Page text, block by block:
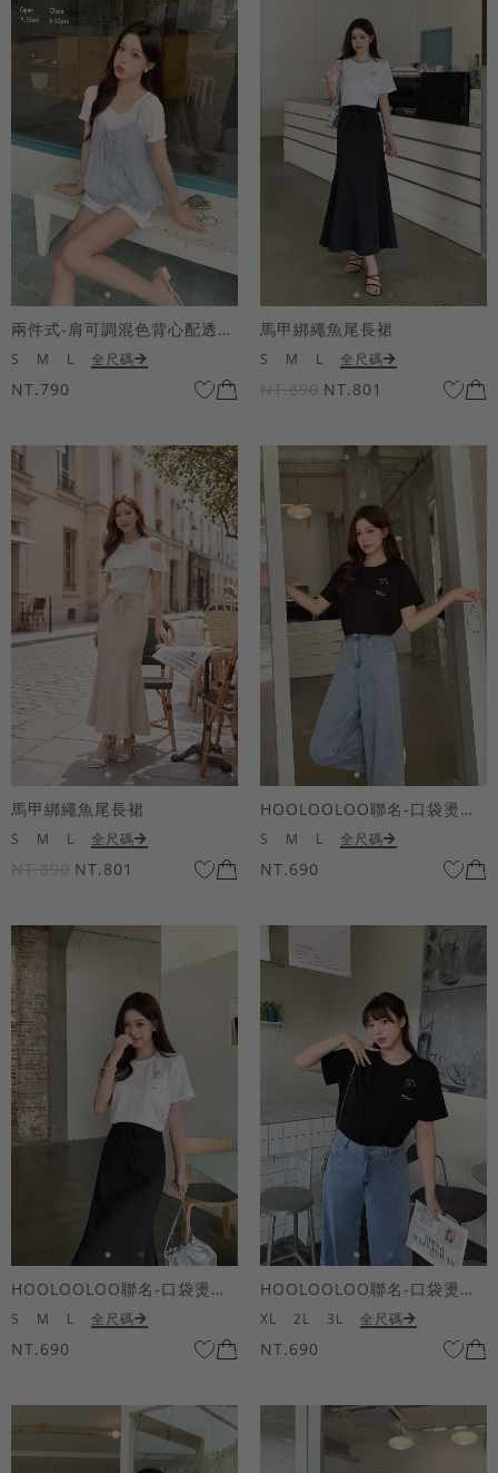
兩件式-肩可調混色背心配透膚短袖上衣
S M L 全尺碼
NT.790
馬甲綁繩魚尾長裙
S M L 全尺碼
NT.890 NT.801
馬甲綁繩魚尾長裙
S M L 全尺碼
NT.890 NT.801
HOOLOOLOO聯名-口袋燙金KUKU熊短袖上衣
S M L 全尺碼
NT.690
HOOLOOLOO聯名-口袋燙金KUKU熊短袖上衣
S M L 全尺碼
NT.690
HOOLOOLOO聯名-口袋燙金KUKU熊短袖上衣
XL 2L 3L 全尺碼
NT.690